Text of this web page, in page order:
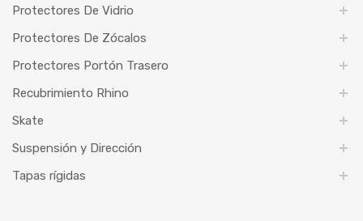
Protectores De Vidrio
Protectores De Zócalos
Protectores Portón Trasero
Recubrimiento Rhino
Skate
Suspensión y Dirección
Tapas rígidas